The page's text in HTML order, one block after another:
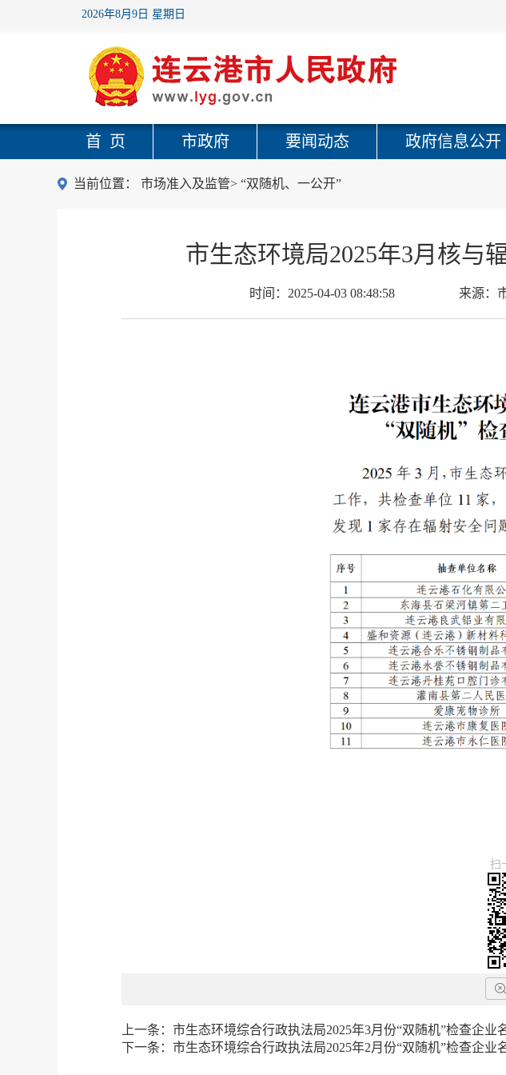
2026年8月9日 星期日
首 页 市政府 要闻动态 政府信息公开
当前位置： 市场准入及监管> “双随机、一公开”
市生态环境局2025年3月核与
时间： 2025-04-03 08:48:58 来源：
扫
上一条： 市生态环境综合行政执法局2025年3月份“双随机”检查企业
下一条： 市生态环境综合行政执法局2025年2月份“双随机”检查企业